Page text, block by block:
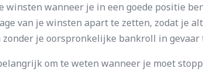
winsten wanneer je in een goede positie
van je winsten apart te zetten, zodat je
je oorspronkelijke bankroll in gevaar
om te weten wanneer je moet